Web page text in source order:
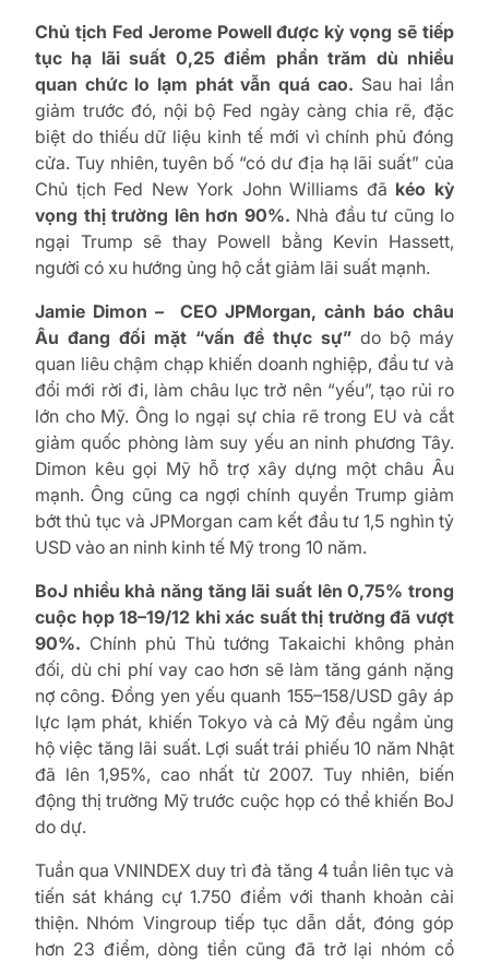
Chủ tịch Fed Jerome Powell được kỳ vọng sẽ tiếp
tục hạ lãi suất 0,25 điểm phần trăm dù nhiều
quan chức lo lạm phát vẫn quá cao. Sau hai lần
giảm trước đó, nội bộ Fed ngày càng chia rẽ, đặc
biệt do thiếu dữ liệu kinh tế mới vì chính phủ đóng
cửa. Tuy nhiên, tuyên bố “có dư địa hạ lãi suất” của
Chủ tịch Fed New York John Williams đã kéo kỳ
vọng thị trường lên hơn 90%. Nhà đầu tư cũng lo
ngại Trump sẽ thay Powell bằng Kevin Hassett,
người có xu hướng ủng hộ cắt giảm lãi suất mạnh.
Jamie Dimon – CEO JPMorgan, cảnh báo châu
Âu đang đối mặt “vấn đề thực sự” do bộ máy
quan liêu chậm chạp khiến doanh nghiệp, đầu tư và
đổi mới rời đi, làm châu lục trở nên “yếu”, tạo rủi ro
lớn cho Mỹ. Ông lo ngại sự chia rẽ trong EU và cắt
giảm quốc phòng làm suy yếu an ninh phương Tây.
Dimon kêu gọi Mỹ hỗ trợ xây dựng một châu Âu
mạnh. Ông cũng ca ngợi chính quyền Trump giảm
bớt thủ tục và JPMorgan cam kết đầu tư 1,5 nghìn tỷ
USD vào an ninh kinh tế Mỹ trong 10 năm.
BoJ nhiều khả năng tăng lãi suất lên 0,75% trong
cuộc họp 18–19/12 khi xác suất thị trường đã vượt
90%. Chính phủ Thủ tướng Takaichi không phản
đối, dù chi phí vay cao hơn sẽ làm tăng gánh nặng
nợ công. Đồng yen yếu quanh 155–158/USD gây áp
lực lạm phát, khiến Tokyo và cả Mỹ đều ngầm ủng
hộ việc tăng lãi suất. Lợi suất trái phiếu 10 năm Nhật
đã lên 1,95%, cao nhất từ 2007. Tuy nhiên, biến
động thị trường Mỹ trước cuộc họp có thể khiến BoJ
do dự.
Tuần qua VNINDEX duy trì đà tăng 4 tuần liên tục và
tiến sát kháng cự 1.750 điểm với thanh khoản cải
thiện. Nhóm Vingroup tiếp tục dẫn dắt, đóng góp
hơn 23 điểm, dòng tiền cũng đã trở lại nhóm cổ